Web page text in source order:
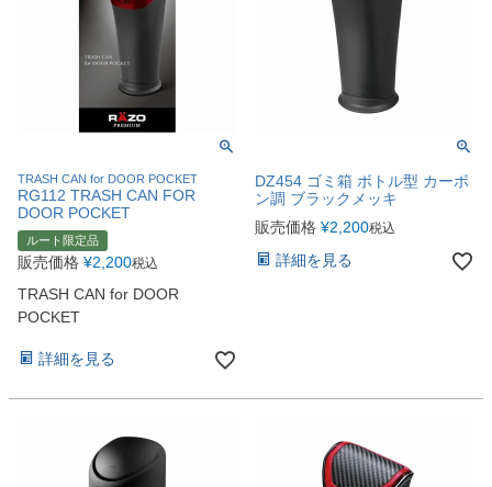
TRASH CAN for DOOR POCKET
RG112 TRASH CAN FOR
DOOR POCKET
ルート限定品
販売価格 ¥2,200税込
TRASH CAN for DOOR
POCKET
詳細を見る
DZ454 ゴミ箱 ボトル型 カーボ
ン調 ブラックメッキ
販売価格 ¥2,200税込
詳細を見る